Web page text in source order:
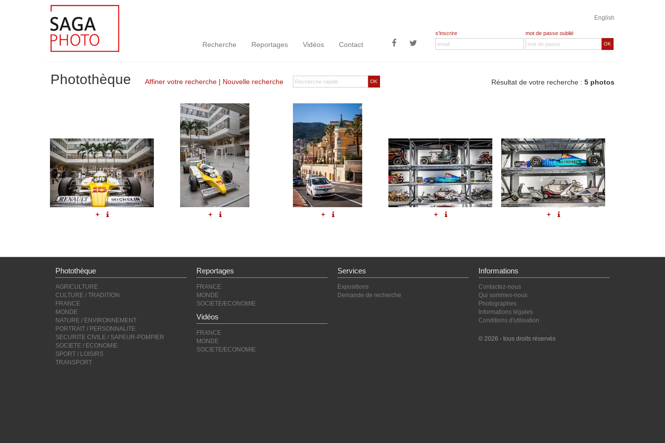
English
Recherche Reportages Vidéos Contact
s'inscrire mot de passe oublié
OK
OK
Photothèque Affiner votre recherche | Nouvelle recherche Résultat de votre recherche : 5 photos
+ + + + +
Photothèque
AGRICULTURE
CULTURE / TRADITION
FRANCE
MONDE
NATURE / ENVIRONNEMENT
PORTRAIT / PERSONNALITE
SECURITE CIVILE / SAPEUR-POMPIER
SOCIETE / ECONOMIE
SPORT / LOISIRS
TRANSPORT
Reportages
FRANCE
MONDE
SOCIETE/ECONOMIE
Vidéos
FRANCE
MONDE
SOCIETE/ECONOMIE
Services
Expositions
Demande de recherche
Informations
Contactez-nous
Qui sommes-nous
Photographes
Informations légales
Conditions d'utilisation
© 2026 - tous droits réservés